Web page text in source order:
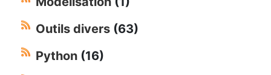
Outils divers (63)
Python (16)